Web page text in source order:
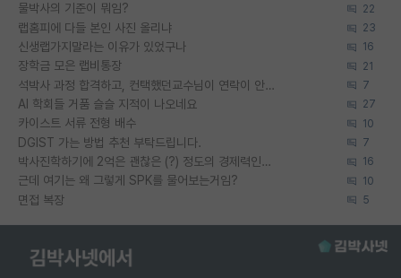
물박사의 기준이 뭐임? 22
랩홈피에 다들 본인 사진 올리냐 23
신생랩가지말라는 이유가 있었구나 16
장학금 모은 랩비통장 21
석박사 과정 합격하고, 컨택했던교수님이 연락이 안됩니다... 7
AI 학회들 거품 슬슬 지적이 나오네요 27
카이스트 서류 전형 배수 10
DGIST 가는 방법 추천 부탁드립니다. 7
박사진학하기에 2억은 괜찮은 (?) 정도의 경제력인가요 16
근데 여기는 왜 그렇게 SPK를 물어보는거임? 10
면접 복장 5